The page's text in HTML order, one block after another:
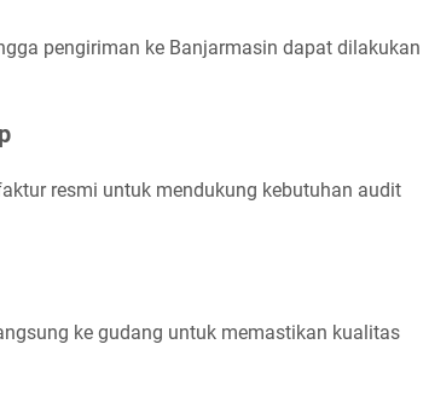
pengiriman ke Banjarmasin dapat dilakukan
resmi untuk mendukung kebutuhan audit
ke gudang untuk memastikan kualitas